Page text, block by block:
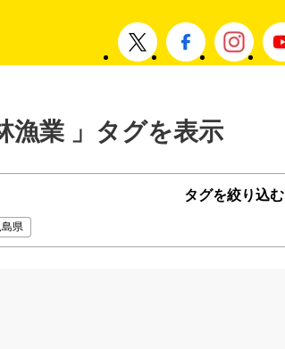
漁業 」タグを表示
タグを絞り込む
島県